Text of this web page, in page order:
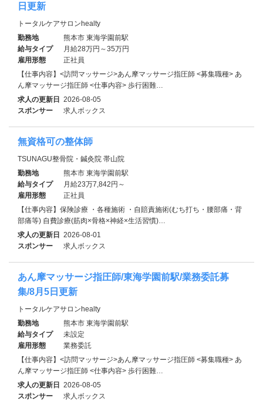
日更新
トータルケアサロンhealty
勤務地
熊本市 東海学園前駅
給与タイプ
月給28万円～35万円
雇用形態
正社員
【仕事内容】<訪問マッサージ>あん摩マッサージ指圧師 <募集職種> あ
ん摩マッサージ指圧師 <仕事内容> 歩行困難…
求人の更新日 2026-08-05
スポンサー
求人ボックス
無資格可の整体師
TSUNAGU整骨院・鍼灸院 帯山院
勤務地
熊本市 東海学園前駅
給与タイプ
月給23万7,842円～
雇用形態
正社員
【仕事内容】保険診療 ・各種施術 ・自賠責施術(むち打ち・腰部痛・背
部痛等) 自費診療(筋肉×骨格×神経×生活習慣)…
求人の更新日 2026-08-01
スポンサー
求人ボックス
あん摩マッサージ指圧師/東海学園前駅/業務委託募
集/8月5日更新
トータルケアサロンhealty
勤務地
熊本市 東海学園前駅
給与タイプ
未設定
雇用形態
業務委託
【仕事内容】<訪問マッサージ>あん摩マッサージ指圧師 <募集職種> あ
ん摩マッサージ指圧師 <仕事内容> 歩行困難…
求人の更新日 2026-08-05
スポンサー
求人ボックス